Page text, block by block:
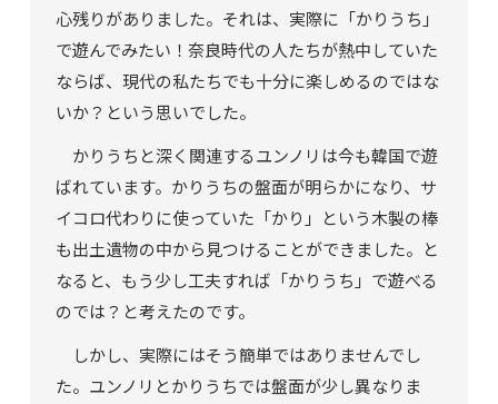
心残りがありました。それは、実際に「かりうち」
で遊んでみたい！奈良時代の人たちが熱中していた
ならば、現代の私たちでも十分に楽しめるのではな
いか？という思いでした。
かりうちと深く関連するユンノリは今も韓国で遊
ばれています。かりうちの盤面が明らかになり、サ
イコロ代わりに使っていた「かり」という木製の棒
も出土遺物の中から見つけることができました。と
なると、もう少し工夫すれば「かりうち」で遊べる
のでは？と考えたのです。
しかし、実際にはそう簡単ではありませんでし
た。ユンノリとかりうちでは盤面が少し異なりま